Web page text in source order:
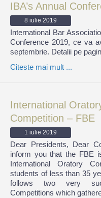
IBA’s Annual
8 iulie 2019
International Bar
Conference 2019, ce va
septembrie. Detalii pe
Citeste mai mult ...
International
Competition – FBE
1 iulie 2019
Dear Presidents, Dear
inform you that the FBE
International Oratory
students of less than 35
follows two very
Competitions which